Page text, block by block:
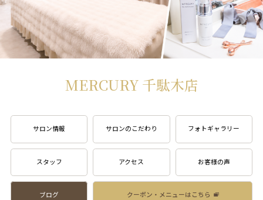
MERCURY 千駄木店
サロン情報 サロンのこだわり フォトギャラリー
スタッフ アクセス お客様の声
ブログ クーポン・メニューはこちら